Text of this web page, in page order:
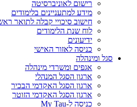
רישום לאוניברסיטה
מידע למתעניינים בלימודים
חישוב סיכויי קבלה לתואר
לוח שנת הלימודים
ידיעונים
כניסה לאזור האישי
סגל ומינהלה
אגפים ומשרדי מינהלה
ארגון הסגל המנהלי
ארגון הסגל האקדמי הבכיר
ארגון הסגל האקדמי הזוטר
כניסה ל-My Tau